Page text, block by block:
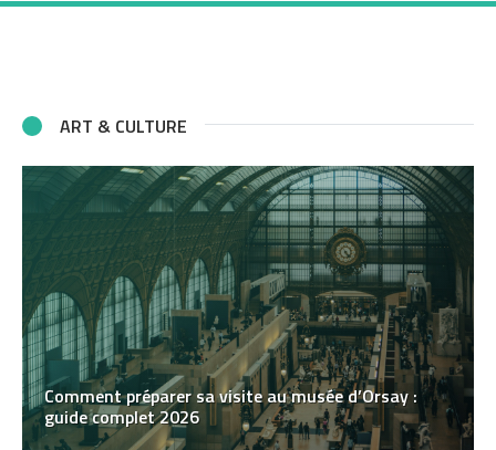
ART & CULTURE
Comment préparer sa visite au musée d’Orsay :
guide complet 2026